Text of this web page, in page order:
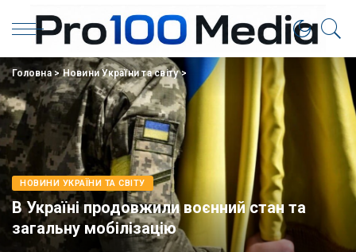
Головна>Новини України та світу>
НОВИНИ УКРАЇНИ ТА СВІТУ
В Україні продовжили воєнний стан та
загальну мобілізацію